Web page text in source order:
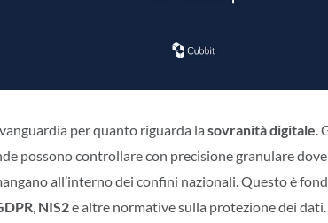
per quanto riguarda la sovranità digitale.
possono controllare con precisione granulare
all’interno dei confini nazionali. Questo è
, NIS2e altre normative sulla protezione dei